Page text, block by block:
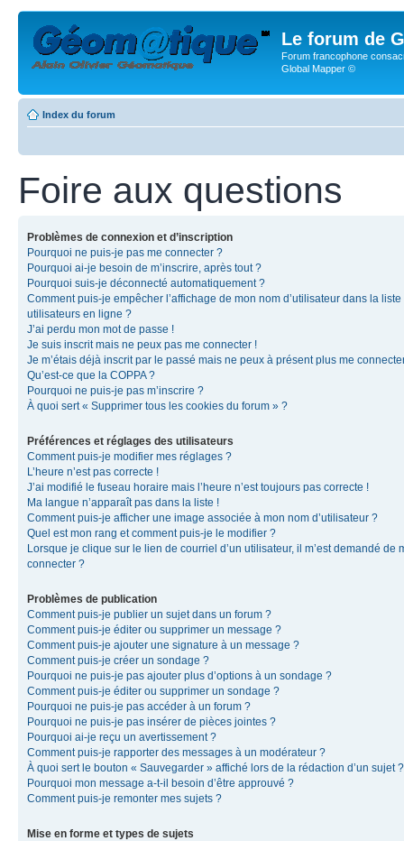
Le forum de
Forum francophone
Global Mapper ©
Index du forum
Foire aux questions
Problèmes de connexion et d’inscription
Pourquoi ne puis-je pas me connecter ?
Pourquoi ai-je besoin de m’inscrire, après tout ?
Pourquoi suis-je déconnecté automatiquement ?
Comment puis-je empêcher l’affichage de mon nom d’utilisateur dans la liste
utilisateurs en ligne ?
J’ai perdu mon mot de passe !
Je suis inscrit mais ne peux pas me connecter !
Je m’étais déjà inscrit par le passé mais ne peux à présent plus me
Qu’est-ce que la COPPA ?
Pourquoi ne puis-je pas m’inscrire ?
À quoi sert « Supprimer tous les cookies du forum » ?
Préférences et réglages des utilisateurs
Comment puis-je modifier mes réglages ?
L’heure n’est pas correcte !
J’ai modifié le fuseau horaire mais l’heure n’est toujours pas correcte !
Ma langue n’apparaît pas dans la liste !
Comment puis-je afficher une image associée à mon nom d’utilisateur ?
Quel est mon rang et comment puis-je le modifier ?
Lorsque je clique sur le lien de courriel d’un utilisateur, il m’est demandé de
connecter ?
Problèmes de publication
Comment puis-je publier un sujet dans un forum ?
Comment puis-je éditer ou supprimer un message ?
Comment puis-je ajouter une signature à un message ?
Comment puis-je créer un sondage ?
Pourquoi ne puis-je pas ajouter plus d’options à un sondage ?
Comment puis-je éditer ou supprimer un sondage ?
Pourquoi ne puis-je pas accéder à un forum ?
Pourquoi ne puis-je pas insérer de pièces jointes ?
Pourquoi ai-je reçu un avertissement ?
Comment puis-je rapporter des messages à un modérateur ?
À quoi sert le bouton « Sauvegarder » affiché lors de la rédaction d’un sujet ?
Pourquoi mon message a-t-il besoin d’être approuvé ?
Comment puis-je remonter mes sujets ?
Mise en forme et types de sujets